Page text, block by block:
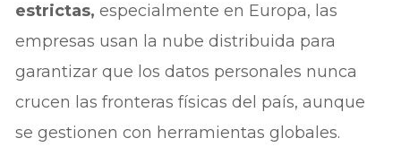
estrictas, especialmente en Europa, las
empresas usan la nube distribuida para
garantizar que los datos personales nunca
crucen las fronteras físicas del país, aunque
se gestionen con herramientas globales.